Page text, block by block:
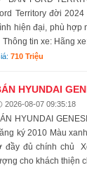
Territory đời
hiện đại, phù hợp
Thông tin xe: Hãng
710 Triệu
HYUNDAI
2026-08-07 09:35:18
HYUNDAI
ký 2010 Màu
đầy đủ chính chủ
cho khách thiện